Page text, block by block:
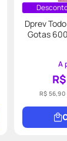
Dprev
Gotas
A
R$ 56,90